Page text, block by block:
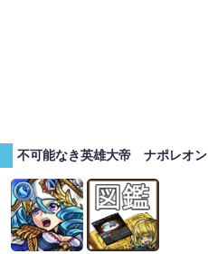
不可能なき英雄大帝 ナポレオン